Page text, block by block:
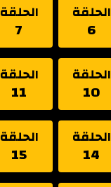
الحلقة
6
الحلقة
7
الحلقة
10
الحلقة
11
الحلقة
14
الحلقة
15